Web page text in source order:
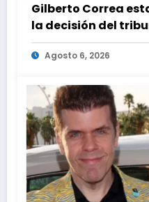
Gilberto Correa
la decisión del
Agosto 6, 2026